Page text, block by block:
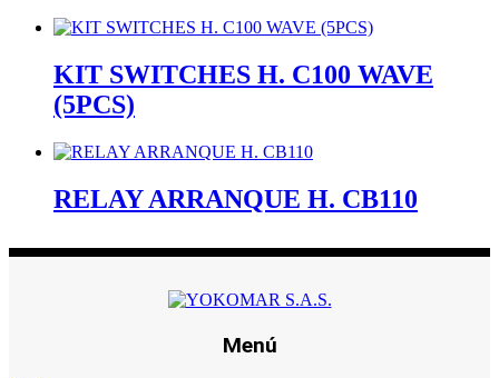
KIT SWITCHES H. C100 WAVE
(5PCS)
RELAY ARRANQUE H. CB110
Menú